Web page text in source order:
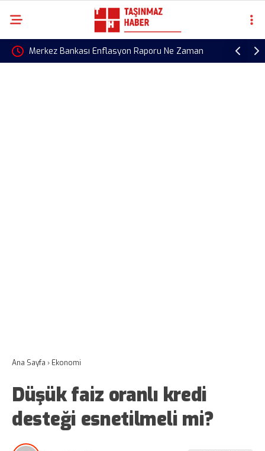
Enflasyon Raporu Ne Zaman Öğretmen Atamalarında
Ana Sayfa › Ekonomi
Düşük faiz oranlı kredi
desteği esnetilmeli mi?